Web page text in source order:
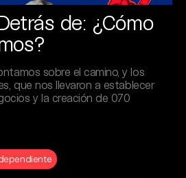
de: ¿Cómo
sobre el camino, y los
que nos llevaron a establecer
y la creación de 070